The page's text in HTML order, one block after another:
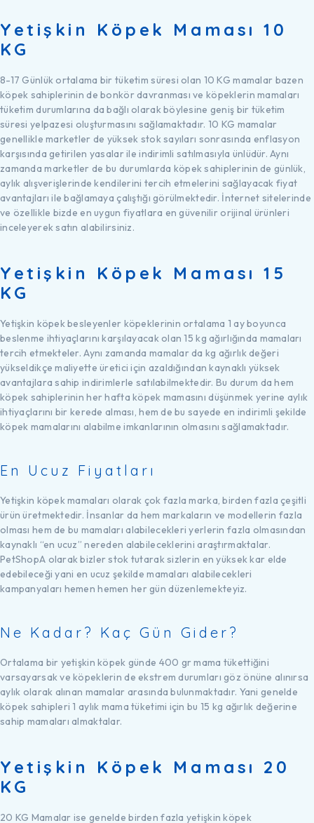
Yetişkin Köpek Maması 10
KG
8-17 Günlük ortalama bir tüketim süresi olan 10 KG mamalar bazen
köpek sahiplerinin de bonkör davranması ve köpeklerin mamaları
tüketim durumlarına da bağlı olarak böylesine geniş bir tüketim
süresi yelpazesi oluşturmasını sağlamaktadır. 10 KG mamalar
genellikle marketler de yüksek stok sayıları sonrasında enflasyon
karşısında getirilen yasalar ile indirimli satılmasıyla ünlüdür. Aynı
zamanda marketler de bu durumlarda köpek sahiplerinin de günlük,
aylık alışverişlerinde kendilerini tercih etmelerini sağlayacak fiyat
avantajları ile bağlamaya çalıştığı görülmektedir. İnternet sitelerinde
ve özellikle bizde en uygun fiyatlara en güvenilir orijinal ürünleri
inceleyerek satın alabilirsiniz.
Yetişkin Köpek Maması 15
KG
Yetişkin köpek besleyenler köpeklerinin ortalama 1 ay boyunca
beslenme ihtiyaçlarını karşılayacak olan 15 kg ağırlığında mamaları
tercih etmekteler. Aynı zamanda mamalar da kg ağırlık değeri
yükseldikçe maliyette üretici için azaldığından kaynaklı yüksek
avantajlara sahip indirimlerle satılabilmektedir. Bu durum da hem
köpek sahiplerinin her hafta köpek mamasını düşünmek yerine aylık
ihtiyaçlarını bir kerede alması, hem de bu sayede en indirimli şekilde
köpek mamalarını alabilme imkanlarının olmasını sağlamaktadır.
En Ucuz Fiyatları
Yetişkin köpek mamaları olarak çok fazla marka, birden fazla çeşitli
ürün üretmektedir. İnsanlar da hem markaların ve modellerin fazla
olması hem de bu mamaları alabilecekleri yerlerin fazla olmasından
kaynaklı “en ucuz” nereden alabileceklerini araştırmaktalar.
PetShopA olarak bizler stok tutarak sizlerin en yüksek kar elde
edebileceği yani en ucuz şekilde mamaları alabilecekleri
kampanyaları hemen hemen her gün düzenlemekteyiz.
Ne Kadar? Kaç Gün Gider?
Ortalama bir yetişkin köpek günde 400 gr mama tükettiğini
varsayarsak ve köpeklerin de ekstrem durumları göz önüne alınırsa
aylık olarak alınan mamalar arasında bulunmaktadır. Yani genelde
köpek sahipleri 1 aylık mama tüketimi için bu 15 kg ağırlık değerine
sahip mamaları almaktalar.
Yetişkin Köpek Maması 20
KG
20 KG Mamalar ise genelde birden fazla yetişkin köpek